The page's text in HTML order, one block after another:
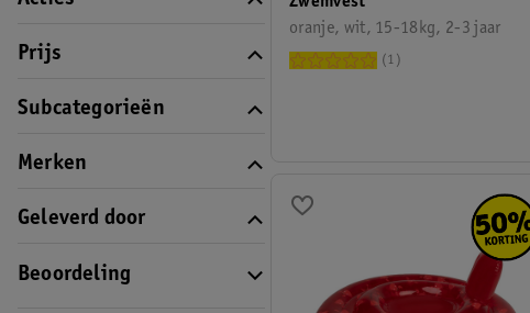
Prijs
Subcategorieën
Merken
Geleverd door
Beoordeling
oranje, wit, 15-18kg, 2-3 jaar
1